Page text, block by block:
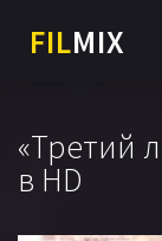
FILMIX
«Третий
в HD